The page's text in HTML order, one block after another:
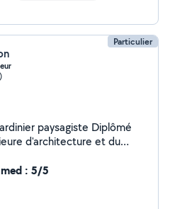
Particulier
paysagiste Diplômé
d'architecture et du
de jardins, patios et
avec moi ou non, de
: 5/5